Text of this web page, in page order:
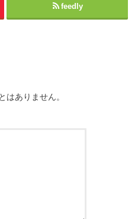
feedly
はありません。